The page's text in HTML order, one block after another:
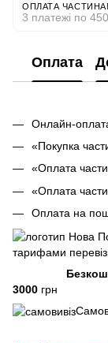
ОПЛАТА
3 платежі по
Оплата
Онлайн-
«Покупка
«Оплата
«Оплата
Оплата на
тарифами
3000 грн